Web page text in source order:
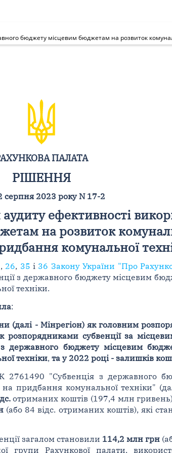
ПАЛАТА
РІШЕННЯ
серпня 2023 року N 17-2
ефективності
на розвиток
комунальної
, 26, 35 і 36 Закону України "Про
з державного бюджету місцевим
техніки.
:
(далі - Мінрегіон) як головним
розпорядниками субвенції за
державного бюджету місцевим
техніки, та у 2022 році - залишків
2761490 "Субвенція з державного
на придбання комунальної техніки"
отриманих коштів (197,4 млн
(або 84 відс. отриманих коштів), які
загалом становили 114,2 млн грн
групи Рахункової палати,